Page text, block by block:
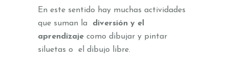
En este sentido hay muchas actividades
que suman la diversión y el
aprendizaje como dibujar y pintar
siluetas o el dibujo libre.